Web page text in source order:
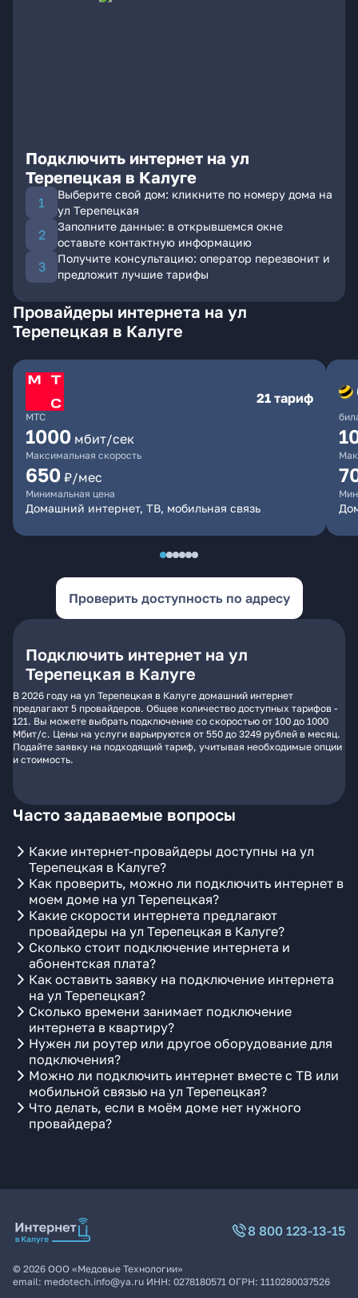
Подключить интернет на ул
Терепецкая в Калуге
Выберите свой дом: кликните по номеру дома на
ул Терепецкая
Заполните данные: в открывшемся окне
оставьте контактную информацию
Получите консультацию: оператор перезвонит и
предложит лучшие тарифы
Провайдеры интернета на ул
Терепецкая в Калуге
МТС
21 тариф
1000 мбит/сек
Максимальная скорость
650 ₽/мес
Минимальная цена
Домашний интернет, ТВ, мобильная связь
Проверить доступность по адресу
Подключить интернет на ул
Терепецкая в Калуге
В 2026 году на ул Терепецкая в Калуге домашний интернет
предлагают 5 провайдеров. Общее количество доступных тарифов -
121. Вы можете выбрать подключение со скоростью от 100 до 1000
Мбит/с. Цены на услуги варьируются от 550 до 3249 рублей в месяц.
Подайте заявку на подходящий тариф, учитывая необходимые опции
и стоимость.
Часто задаваемые вопросы
Какие интернет-провайдеры доступны на ул
Терепецкая в Калуге?
Как проверить, можно ли подключить интернет в
моем доме на ул Терепецкая?
Какие скорости интернета предлагают
провайдеры на ул Терепецкая в Калуге?
Сколько стоит подключение интернета и
абонентская плата?
Как оставить заявку на подключение интернета
на ул Терепецкая?
Сколько времени занимает подключение
интернета в квартиру?
Нужен ли роутер или другое оборудование для
подключения?
Можно ли подключить интернет вместе с ТВ или
мобильной связью на ул Терепецкая?
Что делать, если в моём доме нет нужного
провайдера?
8 800 123-13-15
© 2026 ООО «Медовые Технологии»
email: medotech.info@ya.ru ИНН: 0278180571 ОГРН: 1110280037526